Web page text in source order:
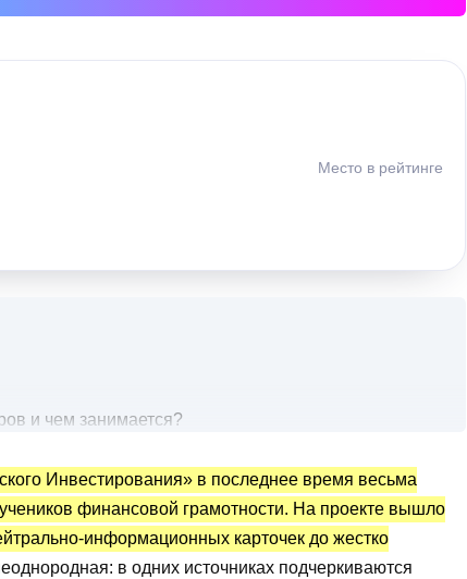
Место в рейтинге
и чем занимается?
Инвестирования»?
документы, структура, площадки
Инвестирования» в последнее время весьма
финансовой грамотности. На проекте вышло
информационных карточек до жестко
в одних источниках подчеркиваются